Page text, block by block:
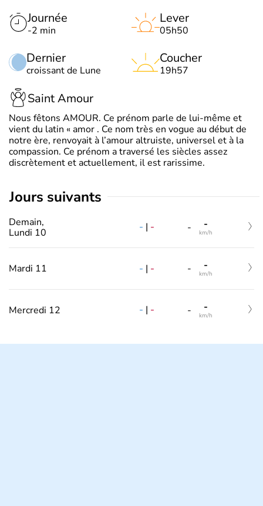
Journée
-2 min
Dernier
croissant de Lune
Lever
05h50
Coucher
19h57
Saint Amour
Nous fêtons AMOUR. Ce prénom parle de lui-même et
vient du latin « amor . Ce nom très en vogue au début de
notre ère, renvoyait à l’amour altruiste, universel et à la
compassion. Ce prénom a traversé les siècles assez
discrètement et actuellement, il est rarissime.
jours suivants
Demain,
Lundi 10
- | - - -
km/h
Mardi 11 - | - - -
km/h
Mercredi 12 - | - - -
km/h